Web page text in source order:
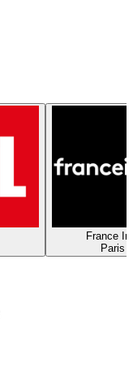
France
Paris